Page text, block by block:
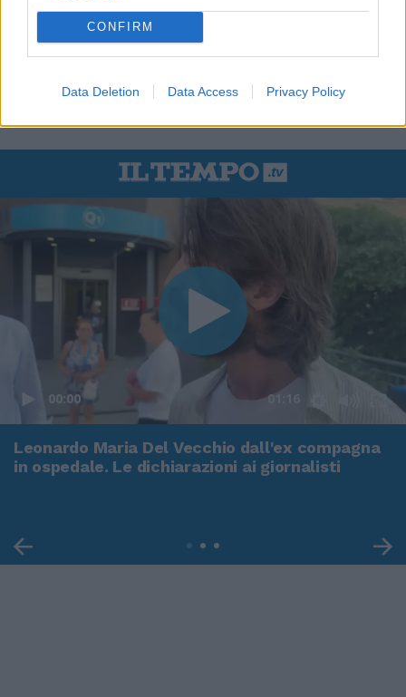
CONFIRM
Data Deletion Data Access Privacy Policy
00:00 01:16
Leonardo Maria Del Vecchio dall'ex compagna
in ospedale. Le dichiarazioni ai giornalisti